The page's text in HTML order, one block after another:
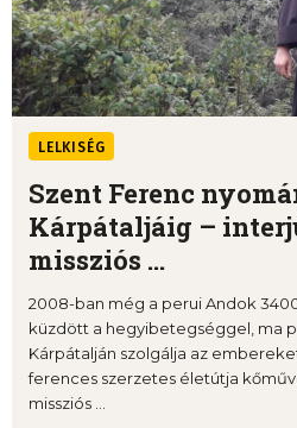
LELKISÉG
Szent Ferenc
Kárpátaljáig –
missziós ...
2008-ban még a perui Andok
küzdött a hegyibetegséggel, ma
Kárpátalján szolgálja az
ferences szerzetes életútja
missziós ...